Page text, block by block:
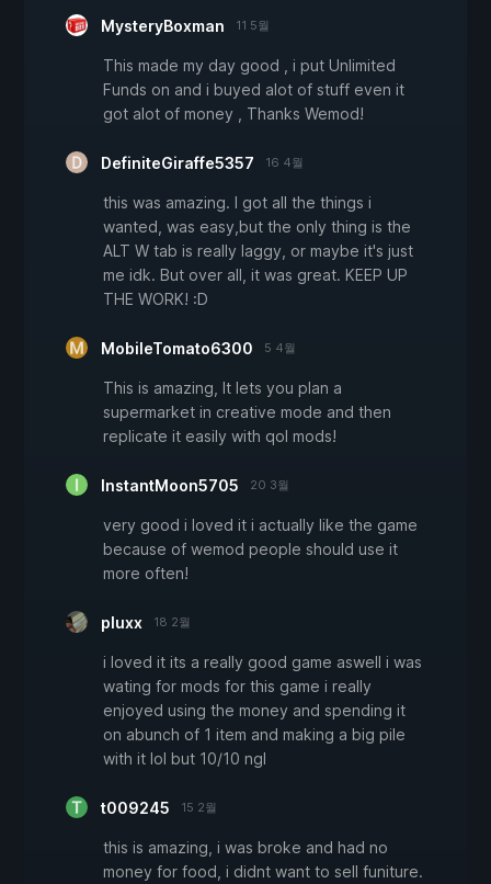
MysteryBoxman 11 5월
This made my day good , i put Unlimited
Funds on and i buyed alot of stuff even it
got alot of money , Thanks Wemod!
DefiniteGiraffe5357 16 4월
this was amazing. I got all the things i
wanted, was easy,but the only thing is the
ALT W tab is really laggy, or maybe it's just
me idk. But over all, it was great. KEEP UP
THE WORK! :D
MobileTomato6300 5 4월
This is amazing, It lets you plan a
supermarket in creative mode and then
replicate it easily with qol mods!
InstantMoon5705 20 3월
very good i loved it i actually like the game
because of wemod people should use it
more often!
pluxx 18 2월
i loved it its a really good game aswell i was
wating for mods for this game i really
enjoyed using the money and spending it
on abunch of 1 item and making a big pile
with it lol but 10/10 ngl
t009245 15 2월
this is amazing, i was broke and had no
money for food, i didnt want to sell funiture.